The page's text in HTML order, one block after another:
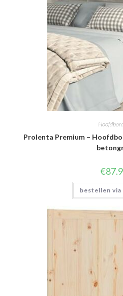
Prolenta Premium –
€
bestellen